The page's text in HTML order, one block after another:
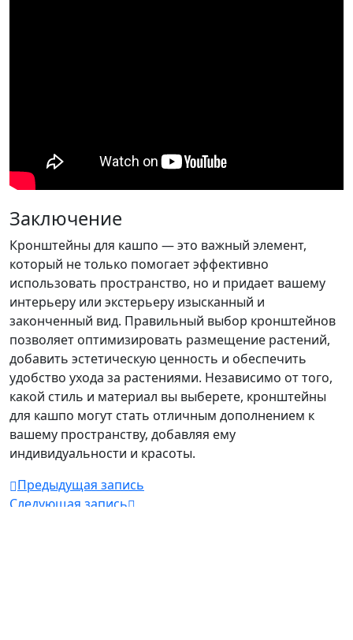
Заключение
Кронштейны для кашпо — это важный элемент,
который не только помогает эффективно
использовать пространство, но и придает вашему
интерьеру или экстерьеру изысканный и
законченный вид. Правильный выбор кронштейнов
позволяет оптимизировать размещение растений,
добавить эстетическую ценность и обеспечить
удобство ухода за растениями. Независимо от того,
какой стиль и материал вы выберете, кронштейны
для кашпо могут стать отличным дополнением к
вашему пространству, добавляя ему
индивидуальности и красоты.
Предыдущая запись
Следующая запись